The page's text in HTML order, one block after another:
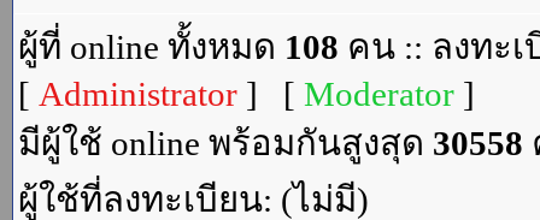
ผู้ที่ online ทั้งหมด 108 คน :: ลงทะ
[ Administrator ] [ Moderator ]
มีผู้ใช้ online พร้อมกันสูงสุด 30558
ผู้ใช้ที่ลงทะเบียน: (ไม่มี)